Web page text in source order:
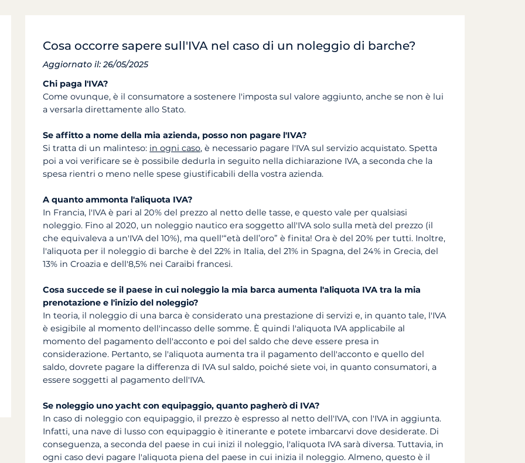
Cosa occorre sapere sull'IVA nel caso di un noleggio di barche?
Aggiornato il: 26/05/2025
Chi paga l'IVA?
Come ovunque, è il consumatore a sostenere l'imposta sul valore aggiunto, anche se non è lui
a versarla direttamente allo Stato.
Se affitto a nome della mia azienda, posso non pagare l'IVA?
Si tratta di un malinteso: in ogni caso, è necessario pagare l'IVA sul servizio acquistato. Spetta
poi a voi verificare se è possibile dedurla in seguito nella dichiarazione IVA, a seconda che la
spesa rientri o meno nelle spese giustificabili della vostra azienda.
A quanto ammonta l'aliquota IVA?
In Francia, l'IVA è pari al 20% del prezzo al netto delle tasse, e questo vale per qualsiasi
noleggio. Fino al 2020, un noleggio nautico era soggetto all'IVA solo sulla metà del prezzo (il
che equivaleva a un'IVA del 10%), ma quell'“età dell’oro” è finita! Ora è del 20% per tutti. Inoltre,
l'aliquota per il noleggio di barche è del 22% in Italia, del 21% in Spagna, del 24% in Grecia, del
13% in Croazia e dell'8,5% nei Caraibi francesi.
Cosa succede se il paese in cui noleggio la mia barca aumenta l'aliquota IVA tra la mia
prenotazione e l'inizio del noleggio?
In teoria, il noleggio di una barca è considerato una prestazione di servizi e, in quanto tale, l'IVA
è esigibile al momento dell'incasso delle somme. È quindi l'aliquota IVA applicabile al
momento del pagamento dell'acconto e poi del saldo che deve essere presa in
considerazione. Pertanto, se l'aliquota aumenta tra il pagamento dell'acconto e quello del
saldo, dovrete pagare la differenza di IVA sul saldo, poiché siete voi, in quanto consumatori, a
essere soggetti al pagamento dell'IVA.
Se noleggio uno yacht con equipaggio, quanto pagherò di IVA?
In caso di noleggio con equipaggio, il prezzo è espresso al netto dell'IVA, con l'IVA in aggiunta.
Infatti, una nave di lusso con equipaggio è itinerante e potete imbarcarvi dove desiderate. Di
conseguenza, a seconda del paese in cui inizi il noleggio, l'aliquota IVA sarà diversa. Tuttavia, in
ogni caso devi pagare l'aliquota piena del paese in cui inizia il noleggio. Almeno, questo è il